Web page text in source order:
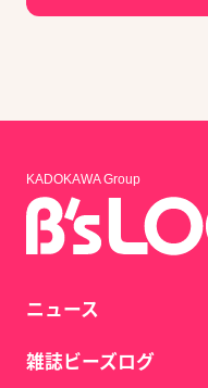
KADOKAWA Group
ニュース
雑誌ビーズログ